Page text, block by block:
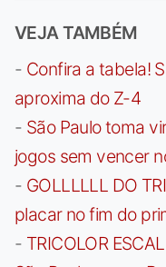
VEJA TAMBÉM
- Confira a tabela!
aproxima do Z-4
- São Paulo toma
jogos sem vencer
- GOLLLLLL DO
placar no fim do
- TRICOLOR